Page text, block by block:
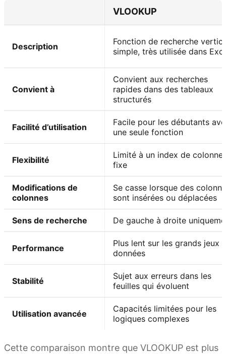
VLOOKUP
Description
Fonction de recherche
simple, très utilisée dans
Convient à
Convient aux recherches
rapides dans des tableaux
structurés
Facilité d’utilisation
Facile pour les débutants
une seule fonction
Flexibilité
Limité à un index de colonne
fixe
Modifications de
colonnes
Se casse lorsque des
sont insérées ou déplacées
Sens de recherche De gauche à droite
Performance
Plus lent sur les grands jeux
données
Stabilité
Sujet aux erreurs dans les
feuilles qui évoluent
Utilisation avancée
Capacités limitées pour les
logiques complexes
Cette comparaison montre que VLOOKUP est plus